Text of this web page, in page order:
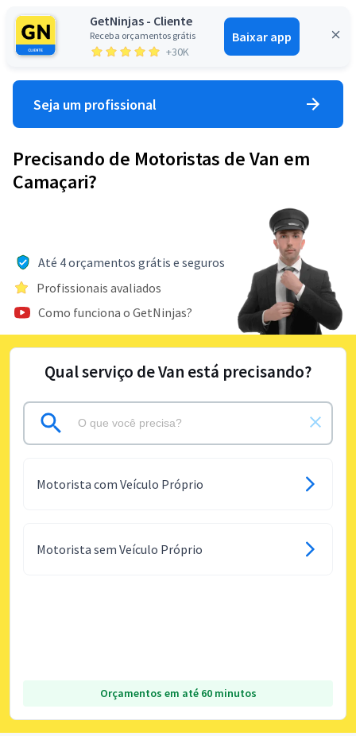
GetNinjas - Cliente
Receba orçamentos grátis
+30K
Baixar app
Entrar
Seja um profissional
Precisando de Motoristas de Van em
Camaçari?
Até 4 orçamentos grátis e seguros
Profissionais avaliados
Como funciona o GetNinjas?
Qual serviço de Van está precisando?
Motorista com Veículo Próprio
Motorista sem Veículo Próprio
Orçamentos em até 60 minutos